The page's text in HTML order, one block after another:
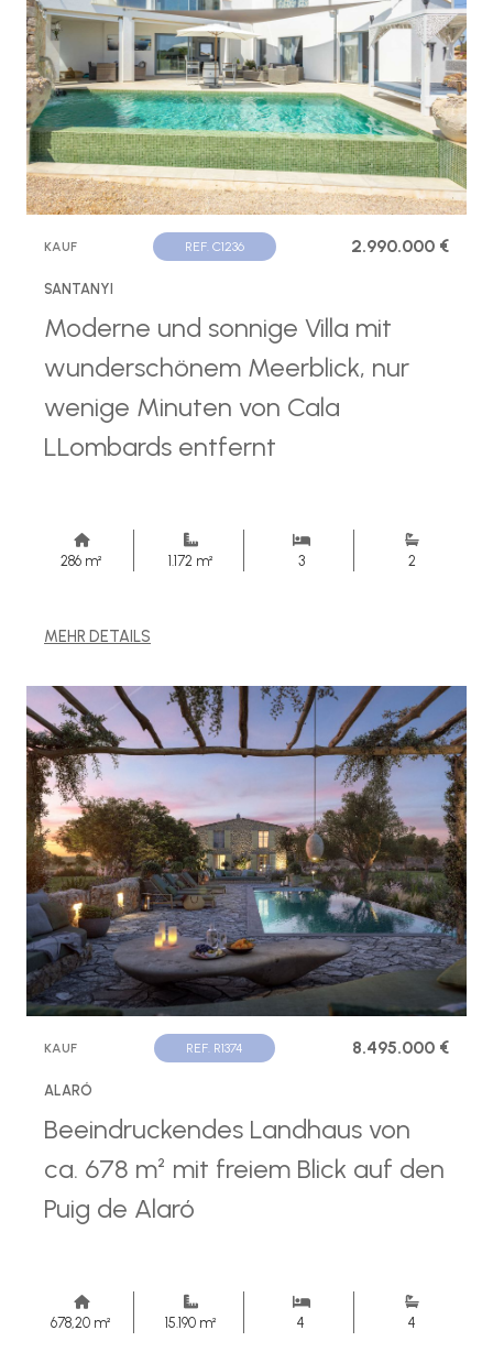
KAUF REF. C1236 2.990.000 €
SANTANYI
Moderne und sonnige Villa mit
wunderschönem Meerblick, nur
wenige Minuten von Cala
LLombards entfernt
286 m² 1.172 m² 3 2
MEHR DETAILS
KAUF REF. R1374 8.495.000 €
ALARÓ
Beeindruckendes Landhaus von
ca. 678 m² mit freiem Blick auf den
Puig de Alaró
678,20 m² 15.190 m² 4 4